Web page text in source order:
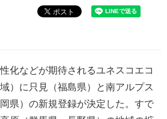
ポスト
化などが期待されるユネスコエコ
）に只見（福島県）と南アルプス
県）の新規登録が決定した。すで